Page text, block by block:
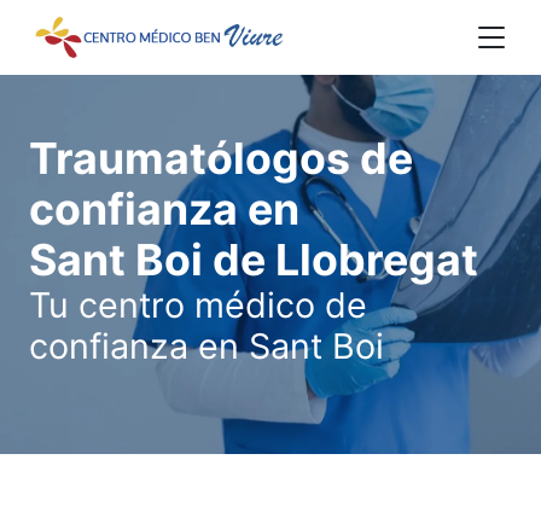
Traumatólogos de
confianza en
Sant Boi de Llobregat
Tu centro médico de
confianza en Sant Boi